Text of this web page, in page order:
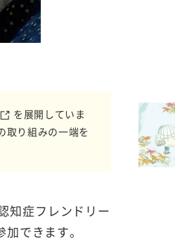
を展開していま
取り組みの一端を
知症フレンドリー
できます。